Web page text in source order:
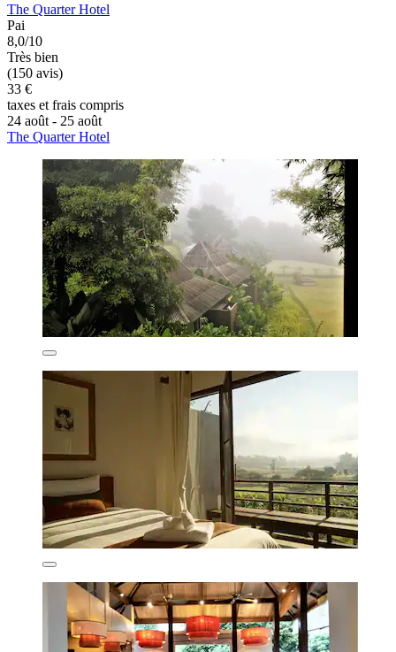
The Quarter Hotel
Pai
8,0/10
Très bien
(150 avis)
33 €
taxes et frais compris
24 août - 25 août
The Quarter Hotel